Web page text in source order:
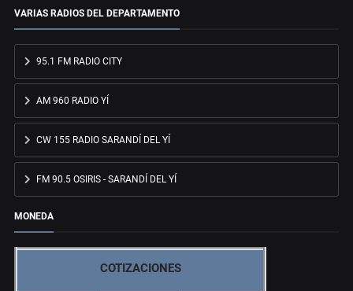
VARIAS RADIOS DEL DEPARTAMENTO
95.1 FM RADIO CITY
AM 960 RADIO YÍ
CW 155 RADIO SARANDÍ DEL YÍ
FM 90.5 OSIRIS - SARANDÍ DEL YÍ
MONEDA
COTIZACIONES